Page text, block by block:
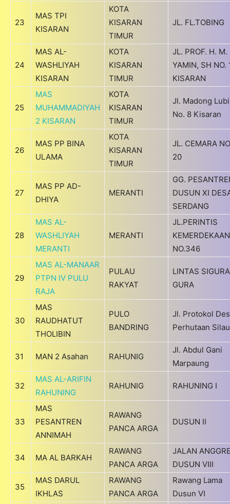
23
MAS TPI
KISARAN
KOTA
KISARAN
TIMUR
JL. FL.TOBING
24
MAS AL-
WASHLIYAH
KISARAN
KOTA
KISARAN
TIMUR
JL. PROF. H. M.
YAMIN, SH NO.
KISARAN
25
MAS
MUHAMMADIYAH
2 KISARAN
KOTA
KISARAN
TIMUR
Jl. Madong
No. 8 Kisaran
26
MAS PP BINA
ULAMA
KOTA
KISARAN
TIMUR
JL. CEMARA
20
27
MAS PP AD-
DHIYA
MERANTI
GG.
DUSUN XI
SERDANG
28
MAS AL-
WASHLIYAH
MERANTI
MERANTI
JL.PERINTIS
KEMERDEKAAN
NO.346
29
MAS AL-MANAAR
PTPN IV PULU
RAJA
PULAU
RAKYAT
LINTAS SIGURA
GURA
30
MAS
RAUDHATUT
THOLIBIN
PULO
BANDRING
Jl. Protokol
Perhutaan Silau
31 MAN 2 Asahan RAHUNIG
Jl. Abdul Gani
Marpaung
32
MAS AL-ARIFIN
RAHUNING
RAHUNIG RAHUNING I
33
MAS
PESANTREN
ANNIMAH
RAWANG
PANCA ARGA
DUSUN II
34 MA AL BARKAH
RAWANG
PANCA ARGA
JALAN
DUSUN VIII
35
MAS DARUL
IKHLAS
RAWANG
PANCA ARGA
Rawang Lama
Dusun VI